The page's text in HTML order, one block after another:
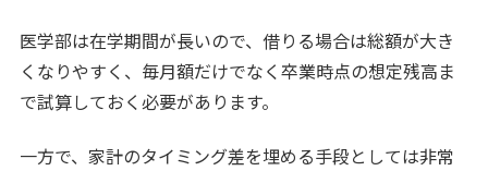
医学部は在学期間が長いので、借りる場合は総額が大き
くなりやすく、毎月額だけでなく卒業時点の想定残高ま
で試算しておく必要があります。
一方で、家計のタイミング差を埋める手段としては非常